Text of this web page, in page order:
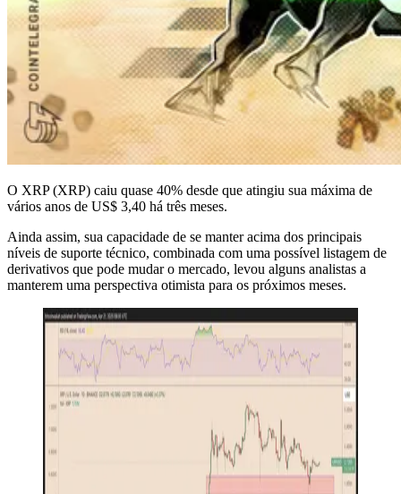
O XRP (XRP) caiu quase 40% desde que atingiu sua máxima de
vários anos de US$ 3,40 há três meses.
Ainda assim, sua capacidade de se manter acima dos principais
níveis de suporte técnico, combinada com uma possível listagem de
derivativos que pode mudar o mercado, levou alguns analistas a
manterem uma perspectiva otimista para os próximos meses.